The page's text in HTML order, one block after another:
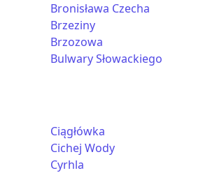
Bronisława Czecha
Brzeziny
Brzozowa
Bulwary Słowackiego
Ciągłówka
Cichej Wody
Cyrhla